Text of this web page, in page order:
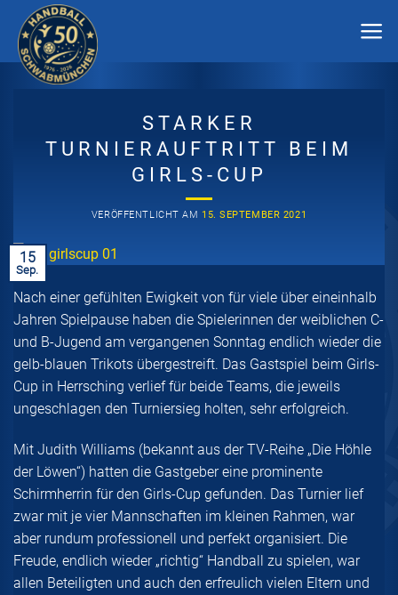
Inhalt
springen
STARKER
TURNIERAUFTRITT BEIM
GIRLS-CUP
VERÖFFENTLICHT AM 15. SEPTEMBER 2021
15
Sep.
Nach einer gefühlten Ewigkeit von für viele über eineinhalb
Jahren Spielpause haben die Spielerinnen der weiblichen C-
und B-Jugend am vergangenen Sonntag endlich wieder die
gelb-blauen Trikots übergestreift. Das Gastspiel beim Girls-
Cup in Herrsching verlief für beide Teams, die jeweils
ungeschlagen den Turniersieg holten, sehr erfolgreich.
Mit Judith Williams (bekannt aus der TV-Reihe „Die Höhle
der Löwen“) hatten die Gastgeber eine prominente
Schirmherrin für den Girls-Cup gefunden. Das Turnier lief
zwar mit je vier Mannschaften im kleinen Rahmen, war
aber rundum professionell und perfekt organisiert. Die
Freude, endlich wieder „richtig“ Handball zu spielen, war
allen Beteiligten und auch den erfreulich vielen Eltern und